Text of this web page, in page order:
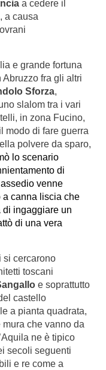
a cedere il
a causa
e grande fortuna
fra gli altri
Sforza,
slalom tra i vari
in zona Fucino,
modo di fare guerra
polvere da sparo,
lo scenario
di
venne
a canna liscia che
di ingaggiare un
di una vera
si cercarono
toscani
e soprattutto
castello
a pianta quadrata,
che vanno da
ne è tipico
secoli seguenti
e re come a